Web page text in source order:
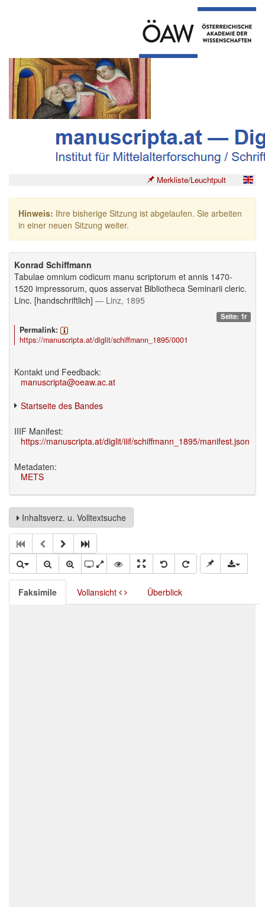
Merkliste/Leuchtpult
Hinweis: Ihre bisherige Sitzung ist abgelaufen. Sie arbeiten
in einer neuen Sitzung weiter.
Konrad Schiffmann
Tabulae omnium codicum manu scriptorum et annis 1470-
1520 impressorum, quos asservat Bibliotheca Seminarii cleric.
Linc. [handschriftlich] — Linz, 1895
Seite: 1r
Permalink:
https://manuscripta.at/diglit/schiffmann_1895/0001
Kontakt und Feedback:
manuscripta@oeaw.ac.at
Startseite des Bandes
IIIF Manifest:
https://manuscripta.at/diglit/iiif/schiffmann_1895/manifest.json
Metadaten:
METS
Inhaltsverz. u. Volltextsuche
Faksimile Vollansicht Überblick